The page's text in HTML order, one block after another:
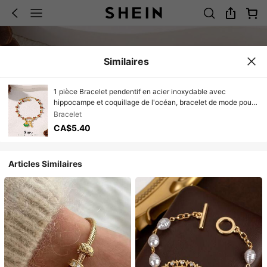
Similaires
1 pièce Bracelet pendentif en acier inoxydable avec
hippocampe et coquillage de l'océan, bracelet de mode pour
femmes avec chaîne en émail et cerise, bijoux
Bracelet
CA$5.40
Articles Similaires